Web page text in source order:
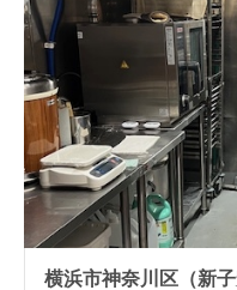
横浜市神奈川区（新